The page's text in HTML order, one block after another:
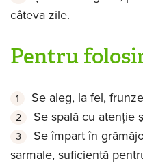
câteva zile.
Pentru
Se aleg, la fel,
Se spală cu atenţie
Se împart în
sarmale, suficientă